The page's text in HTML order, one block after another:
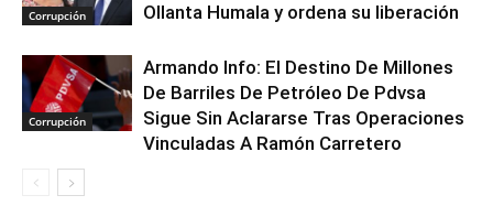
Corrupción
Ollanta Humala y ordena su liberación
Corrupción
Armando Info: El Destino De Millones
De Barriles De Petróleo De Pdvsa
Sigue Sin Aclararse Tras Operaciones
Vinculadas A Ramón Carretero